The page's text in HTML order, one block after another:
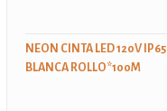
NEON CINTA LED 120V IP65
BLANCA ROLLO*100M